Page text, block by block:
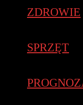
ZDROWIE
SPRZĘT